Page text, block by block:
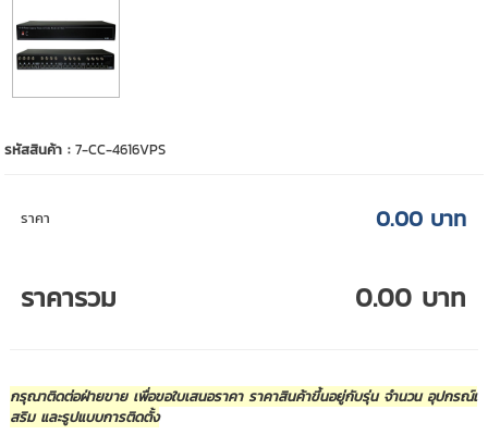
รหัสสินค้า :7-CC-4616VPS
ราคา 0.00 บาท
ราคารวม 0.00 บาท
กรุณาติดต่อฝ่ายขาย เพื่อขอใบเสนอราคา ราคาสินค้าขึ้นอยู่กับรุ่น จำนวน อุปกรณ์เ
สริม และรูปแบบการติดตั้ง